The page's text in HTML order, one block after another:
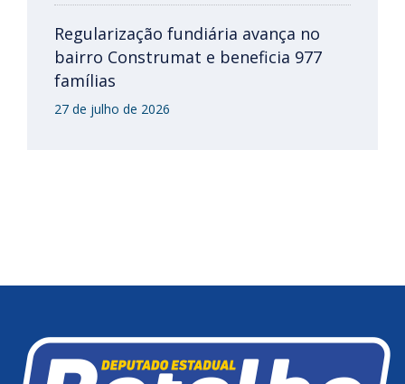
Regularização fundiária avança no
bairro Construmat e beneficia 977
famílias
27 de julho de 2026